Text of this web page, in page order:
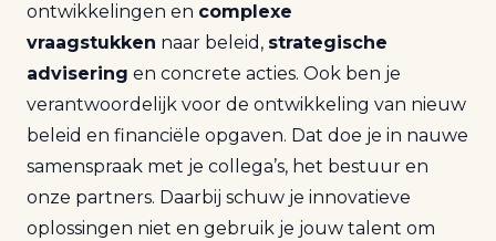
ontwikkelingen en complexe
vraagstukken naar beleid, strategische
advisering en concrete acties. Ook ben je
verantwoordelijk voor de ontwikkeling van nieuw
beleid en financiële opgaven. Dat doe je in nauwe
samenspraak met je collega’s, het bestuur en
onze partners. Daarbij schuw je innovatieve
oplossingen niet en gebruik je jouw talent om